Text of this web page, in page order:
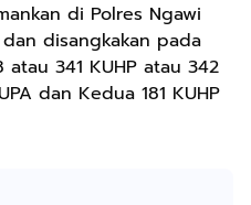
di Polres Ngawi
disangkakan pada
341 KUHP atau 342
dan Kedua 181 KUHP